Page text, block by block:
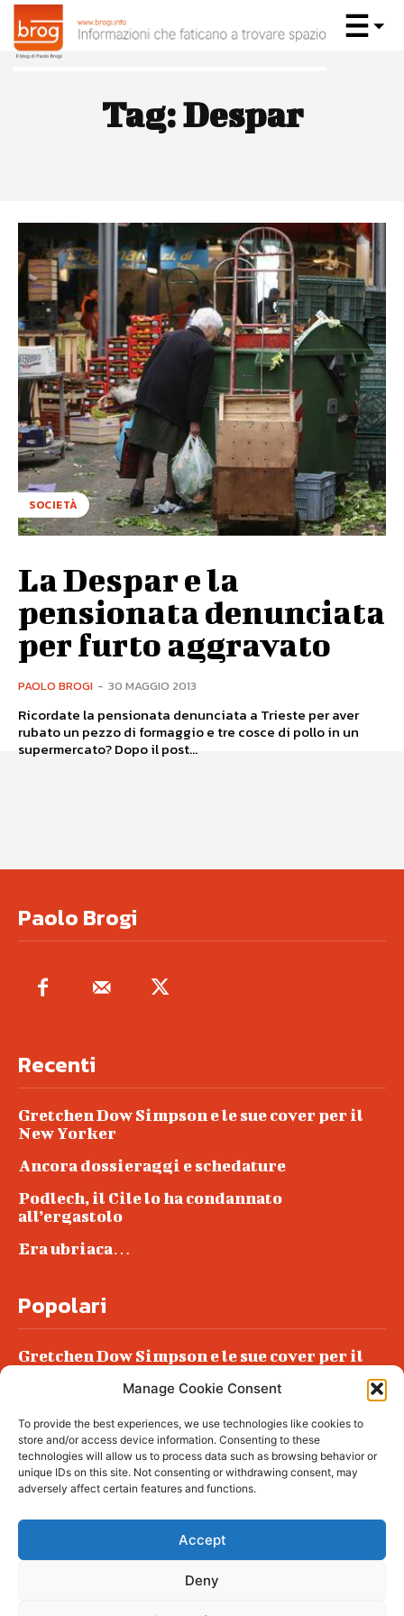
Manage Cookie Consent
To provide the best experiences, we use technologies like cookies to
store and/or access device information. Consenting to these
technologies will allow us to process data such as browsing behavior or
unique IDs on this site. Not consenting or withdrawing consent, may
adversely affect certain features and functions.
Accept
Deny
Tag:Despar
SOCIETÀ
La Despar e la
pensionata denunciata
per furto aggravato
PAOLO BROGI - 30 MAGGIO 2013
Ricordate la pensionata denunciata a Trieste per aver
rubato un pezzo di formaggio e tre cosce di pollo in un
supermercato? Dopo il post...
Paolo Brogi
Recenti
Gretchen Dow Simpson e le sue cover per il
New Yorker
Ancora dossieraggi e schedature
Podlech, il Cile lo ha condannato
all’ergastolo
Era ubriaca…
Popolari
Gretchen Dow Simpson e le sue cover per il
Podlech, il Cile lo ha condannato
all’ergastolo
Era ubriaca…
© tagDiv - All rights reserved. Made with